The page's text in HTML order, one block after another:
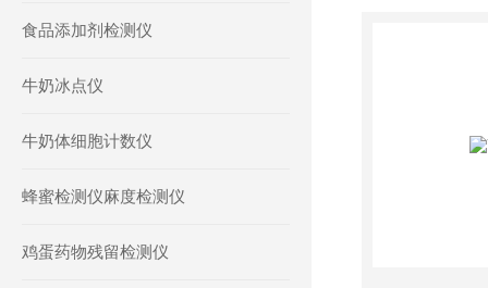
食品添加剂检测仪
牛奶冰点仪
牛奶体细胞计数仪
蜂蜜检测仪麻度检测仪
鸡蛋药物残留检测仪